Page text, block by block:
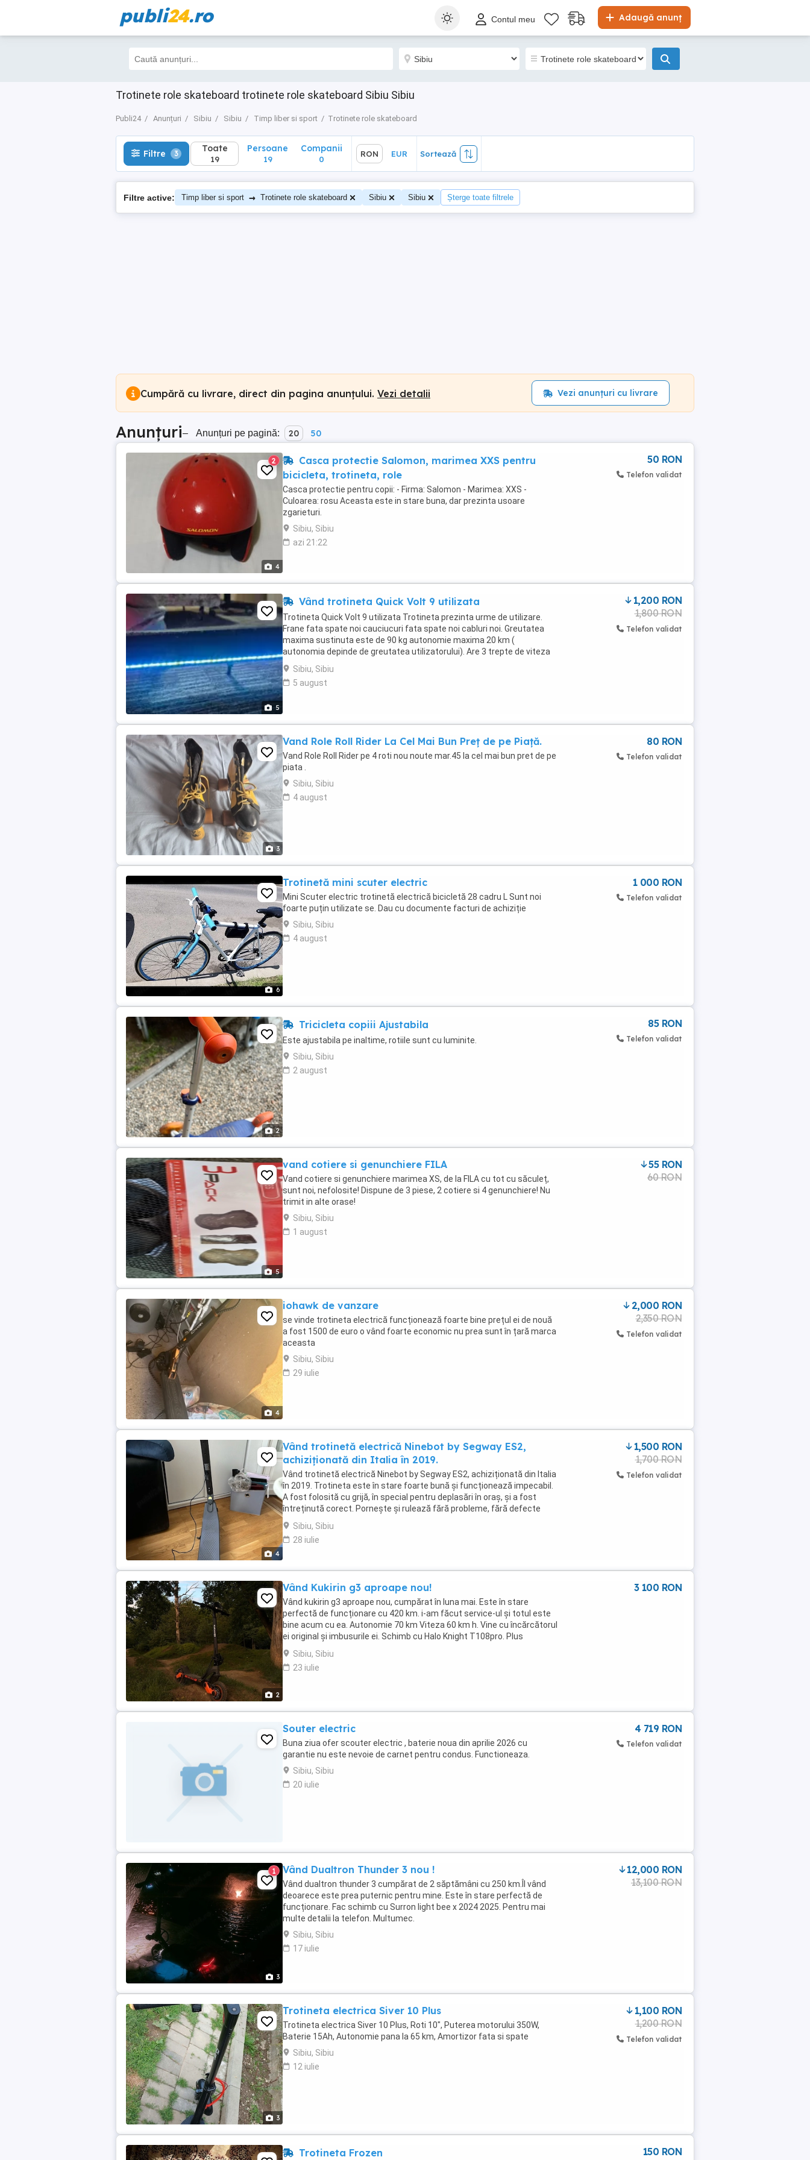
publi24.ro Adaugă anunț
Contul meu
Trotinete role skateboard trotinete role skateboard Sibiu Sibiu
Publi24 Anunțuri Sibiu Sibiu Timp liber si sport Trotinete role skateboard
Filtre 3 Toate
19
Sortează
Filtre 3 Toate
19
Persoane
19
Companii
0
RON EUR Sortează
Filtre active: Timp liber si sport → Trotinete role skateboard Sibiu Sibiu Șterge toate filtrele
Cumpără cu livrare, direct din pagina anunțului. Vezi detalii Vezi anunțuri cu livrare
Anunțuri– Anunțuri pe pagină: 20 50
4
2
Casca protectie Salomon, marimea XXS pentru
bicicleta, trotineta, role
Casca protectie pentru copii: - Firma: Salomon - Marimea: XXS -
Culoarea: rosu Aceasta este in stare buna, dar prezinta usoare
zgarieturi.
Sibiu, Sibiu
azi 21:22
50 RON
Telefon validat
5
Vând trotineta Quick Volt 9 utilizata
Trotineta Quick Volt 9 utilizata Trotineta prezinta urme de utilizare.
Frane fata spate noi cauciucuri fata spate noi cabluri noi. Greutatea
maxima sustinuta este de 90 kg autonomie maxima 20 km (
autonomia depinde de greutatea utilizatorului). Are 3 trepte de viteza
Benzi led pe fata si pe lateral Far ...
Sibiu, Sibiu
5 august
1,200 RON
1,800 RON
Telefon validat
3
Vand Role Roll Rider La Cel Mai Bun Preț de pe Piață.
Vand Role Roll Rider pe 4 roti nou noute mar.45 la cel mai bun pret de pe
piata .
Sibiu, Sibiu
4 august
80 RON
Telefon validat
6
Trotinetă mini scuter electric
Mini Scuter electric trotinetă electrică bicicletă 28 cadru L Sunt noi
foarte puțin utilizate se. Dau cu documente facturi de achiziție
Sibiu, Sibiu
4 august
1 000 RON
Telefon validat
2
Tricicleta copiii Ajustabila
Este ajustabila pe inaltime, rotiile sunt cu luminite.
Sibiu, Sibiu
2 august
85 RON
Telefon validat
5
vand cotiere si genunchiere FILA
Vand cotiere si genunchiere marimea XS, de la FILA cu tot cu săculeț,
sunt noi, nefolosite! Dispune de 3 piese, 2 cotiere si 4 genunchiere! Nu
trimit in alte orase!
Sibiu, Sibiu
1 august
55 RON
60 RON
4
iohawk de vanzare
se vinde trotineta electrică funcționează foarte bine prețul ei de nouă
a fost 1500 de euro o vând foarte economic nu prea sunt în țară marca
aceasta
Sibiu, Sibiu
29 iulie
2,000 RON
2,350 RON
Telefon validat
4
Vând trotinetă electrică Ninebot by Segway ES2,
achiziționată din Italia în 2019.
Vând trotinetă electrică Ninebot by Segway ES2, achiziționată din Italia
în 2019. Trotineta este în stare foarte bună și funcționează impecabil.
A fost folosită cu grijă, în special pentru deplasări în oraș, și a fost
întreținută corect. Pornește și rulează fără probleme, fără defecte
funcționale. ...
Sibiu, Sibiu
28 iulie
1,500 RON
1,700 RON
Telefon validat
2
Vând Kukirin g3 aproape nou!
Vând kukirin g3 aproape nou, cumpărat în luna mai. Este în stare
perfectă de funcționare cu 420 km. i-am făcut service-ul și totul este
bine acum cu ea. Autonomie 70 km Viteza 60 km h. Vine cu încărcătorul
ei original și imbusurile ei. Schimb cu Halo Knight T108pro. Plus
diferența din partea mea. ...
Sibiu, Sibiu
23 iulie
3 100 RON
Souter electric
Buna ziua ofer scouter electric , baterie noua din aprilie 2026 cu
garantie nu este nevoie de carnet pentru condus. Functioneaza.
Sibiu, Sibiu
20 iulie
4 719 RON
Telefon validat
3
1 Vând Dualtron Thunder 3 nou !
Vând dualtron thunder 3 cumpărat de 2 săptămâni cu 250 km.Îl vând
deoarece este prea puternic pentru mine. Este în stare perfectă de
funcționare. Fac schimb cu Surron light bee x 2024 2025. Pentru mai
multe detalii la telefon. Multumec.
Sibiu, Sibiu
17 iulie
12,000 RON
13,100 RON
3
Trotineta electrica Siver 10 Plus
Trotineta electrica Siver 10 Plus, Roti 10", Puterea motorului 350W,
Baterie 15Ah, Autonomie pana la 65 km, Amortizor fata si spate
Sibiu, Sibiu
12 iulie
1,100 RON
1,200 RON
Telefon validat
Trotineta Frozen 150 RON